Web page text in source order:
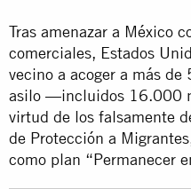
Tras amenazar a México
comerciales, Estados
vecino a acoger a más
asilo —incluidos 16.000
virtud de los falsamente
de Protección a
como plan “Permanecer